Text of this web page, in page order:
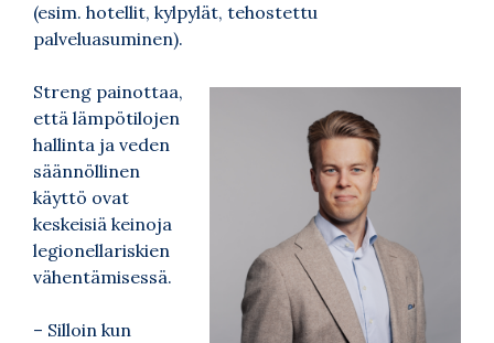
(esim. hotellit, kylpylät, tehostettu
palveluasuminen).
Streng painottaa,
että lämpötilojen
hallinta ja veden
säännöllinen
käyttö ovat
keskeisiä keinoja
legionellariskien
vähentämisessä.
– Silloin kun